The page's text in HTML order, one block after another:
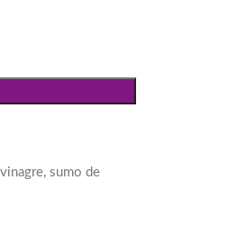
sumo de